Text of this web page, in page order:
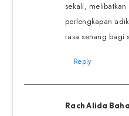
sekali,
perlengkapan
rasa senang bagi
Reply
Rach Alida